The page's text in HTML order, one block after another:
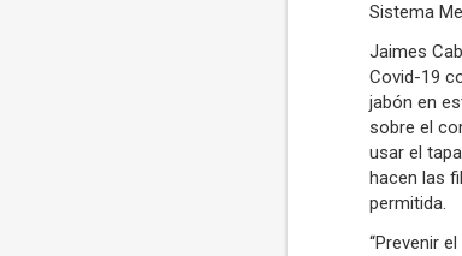
Sistema
Jaimes
Covid-19
jabón en
sobre el
usar el
hacen las
permitida.
“Prevenir